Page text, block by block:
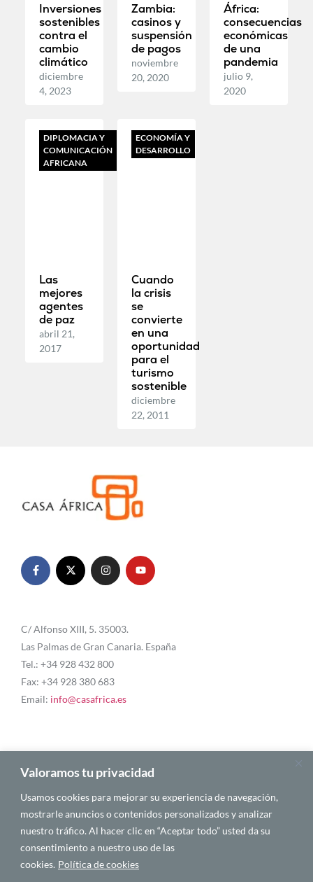
Valoramos tu privacidad
Usamos cookies para mejorar su experiencia de navegación,
mostrarle anuncios o contenidos personalizados y analizar
nuestro tráfico. Al hacer clic en “Aceptar todo” usted da su
consentimiento a nuestro uso de las
cookies. Política de cookies
Inversiones
sostenibles
contra el
cambio
climático
diciembre
4, 2023
Zambia:
casinos y
suspensión
de pagos
noviembre
20, 2020
África:
consecuencias
económicas
de una
pandemia
julio 9,
2020
DIPLOMACIA Y
COMUNICACIÓN
AFRICANA
Las
mejores
agentes
de paz
abril 21,
2017
ECONOMÍA Y
DESARROLLO
Cuando
la crisis
se
convierte
en una
oportunidad
para el
turismo
sostenible
diciembre
22, 2011
C/ Alfonso XIII, 5. 35003.
Las Palmas de Gran Canaria. España
Tel.: +34 928 432 800
Fax: +34 928 380 683
Email: info@casafrica.es
Blog
Quiénes somos
Autores
Español